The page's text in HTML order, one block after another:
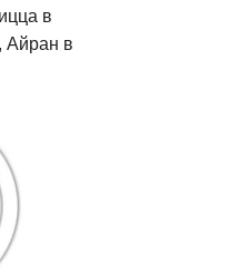
в
Айран в